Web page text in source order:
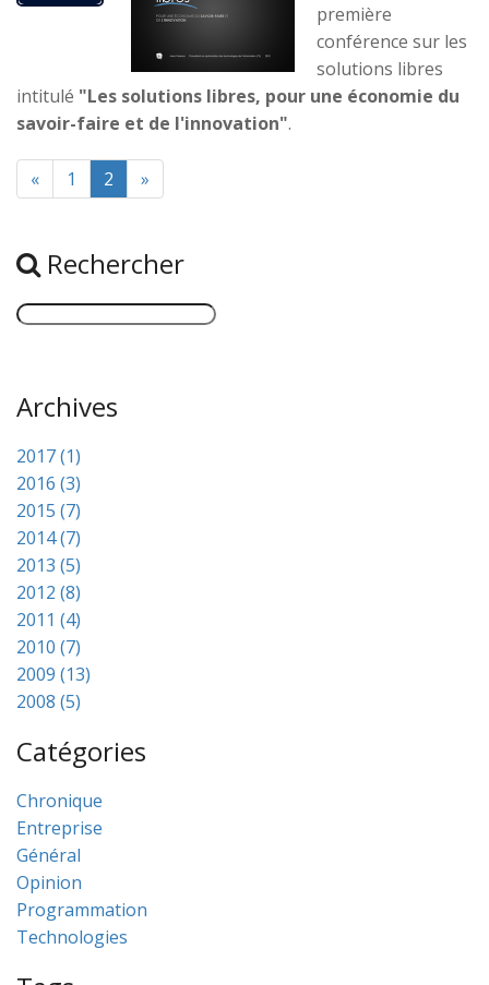
première
conférence sur les
solutions libres
intitulé "Les solutions libres, pour une économie du
savoir-faire et de l'innovation".
« 1 2 »
Rechercher
Archives
2017 (1)
2016 (3)
2015 (7)
2014 (7)
2013 (5)
2012 (8)
2011 (4)
2010 (7)
2009 (13)
2008 (5)
Catégories
Chronique
Entreprise
Général
Opinion
Programmation
Technologies